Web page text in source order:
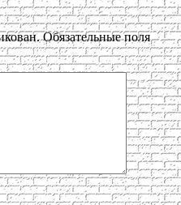
Обязательные поля